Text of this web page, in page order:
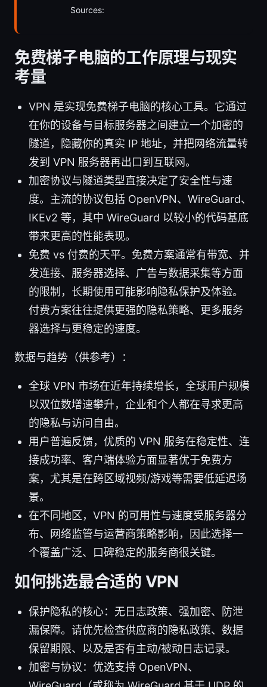
Sources:
免费梯子电脑的工作原理与现实
考量
VPN 是实现免费梯子电脑的核心工具。它通过
在你的设备与目标服务器之间建立一个加密的
隧道，隐藏你的真实 IP 地址，并把网络流量转
发到 VPN 服务器再出口到互联网。
加密协议与隧道类型直接决定了安全性与速
度。主流的协议包括 OpenVPN、WireGuard、
IKEv2 等，其中 WireGuard 以较小的代码基底
带来更高的性能表现。
免费 vs 付费的天平。免费方案通常有带宽、并
发连接、服务器选择、广告与数据采集等方面
的限制，长期使用可能影响隐私保护及体验。
付费方案往往提供更强的隐私策略、更多服务
器选择与更稳定的速度。
数据与趋势（供参考）：
全球 VPN 市场在近年持续增长，全球用户规模
以双位数增速攀升，企业和个人都在寻求更高
的隐私与访问自由。
用户普遍反馈，优质的 VPN 服务在稳定性、连
接成功率、客户端体验方面显著优于免费方
案，尤其是在跨区域视频/游戏等需要低延迟场
景。
在不同地区，VPN 的可用性与速度受服务器分
布、网络监管与运营商策略影响，因此选择一
个覆盖广泛、口碑稳定的服务商很关键。
如何挑选最合适的 VPN
保护隐私的核心：无日志政策、强加密、防泄
漏保障。请优先检查供应商的隐私政策、数据
保留期限、以及是否有主动/被动日志记录。
加密与协议：优选支持 OpenVPN、